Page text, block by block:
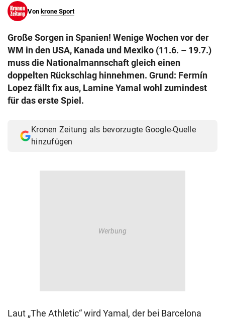
Von krone Sport
Große Sorgen in Spanien! Wenige Wochen vor der
WM in den USA, Kanada und Mexiko (11.6. – 19.7.)
muss die Nationalmannschaft gleich einen
doppelten Rückschlag hinnehmen. Grund: Fermín
Lopez fällt fix aus, Lamine Yamal wohl zumindest
für das erste Spiel.
Kronen Zeitung als bevorzugte Google-Quelle
hinzufügen
Laut „The Athletic“ wird Yamal, der bei Barcelona